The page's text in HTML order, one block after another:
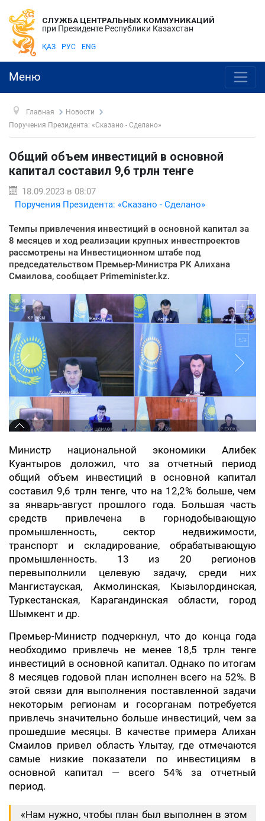
СЛУЖБА ЦЕНТРАЛЬНЫХ КОММУНИКАЦИЙ
при Президенте Республики Казахстан
ҚАЗ РУС ENG
Меню
Главная
Новости
Поручения Президента: «Сказано - Сделано»
Общий объем инвестиций в основной
капитал составил 9,6 трлн тенге
18.09.2023 в 08:07
Поручения Президента: «Сказано - Сделано»
Темпы привлечения инвестиций в основной капитал за
8 месяцев и ход реализации крупных инвестпроектов
рассмотрены на Инвестиционном штабе под
председательством Премьер-Министра РК Алихана
Смаилова, сообщает Primeminister.kz.
Министр национальной экономики Алибек
Куантыров доложил, что за отчетный период
общий объем инвестиций в основной капитал
составил 9,6 трлн тенге, что на 12,2% больше, чем
за январь-август прошлого года. Большая часть
средств привлечена в горнодобывающую
промышленность, сектор недвижимости,
транспорт и складирование, обрабатывающую
промышленность. 13 из 20 регионов
перевыполнили целевую задачу, среди них
Мангистауская, Акмолинская, Кызылординская,
Туркестанская, Карагандинская области, город
Шымкент и др.
Премьер-Министр подчеркнул, что до конца года
необходимо привлечь не менее 18,5 трлн тенге
инвестиций в основной капитал. Однако по итогам
8 месяцев годовой план исполнен всего на 52%. В
этой связи для выполнения поставленной задачи
некоторым регионам и госорганам потребуется
привлечь значительно больше инвестиций, чем за
прошедшие месяцы. В качестве примера Алихан
Смаилов привел область Ұлытау, где отмечаются
самые низкие показатели по инвестициям в
основной капитал — всего 54% за отчетный
период.
«Нам нужно, чтобы план был выполнен в этом